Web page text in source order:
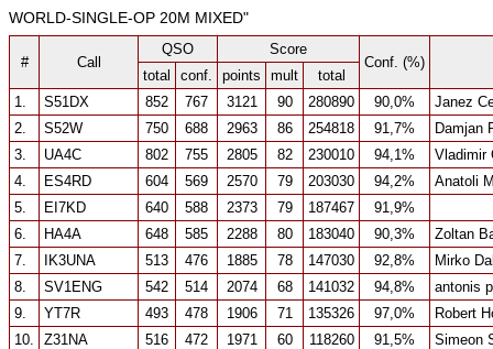
WORLD-SINGLE-OP 20M MIXED"
# Call
QSO
Score
Conf. (%)
total
conf. points mult
total
1.
S51DX 852 767 3121 90 280890 90,0%
Janez
2.
S52W 750 688 2963 86 254818 91,7%
Damjan
3.
UA4C 802 755 2805 82 230010 94,1%
Vladimir
4.
ES4RD 604 569 2570 79 203030 94,2%
Anatoli
5.
EI7KD 640 588 2373 79 187467
91,9%
6.
HA4A 648 585 2288 80 183040 90,3%
Zoltan
7.
IK3UNA 513 476 1885 78 147030 92,8%
Mirko
8.
SV1ENG 542 514 2074 68 141032 94,8%
antonis
9.
YT7R 493 478 1906 71 135326 97,0%
Robert
10.
Z31NA 516 472 1971 60 118260 91,5%
Simeon